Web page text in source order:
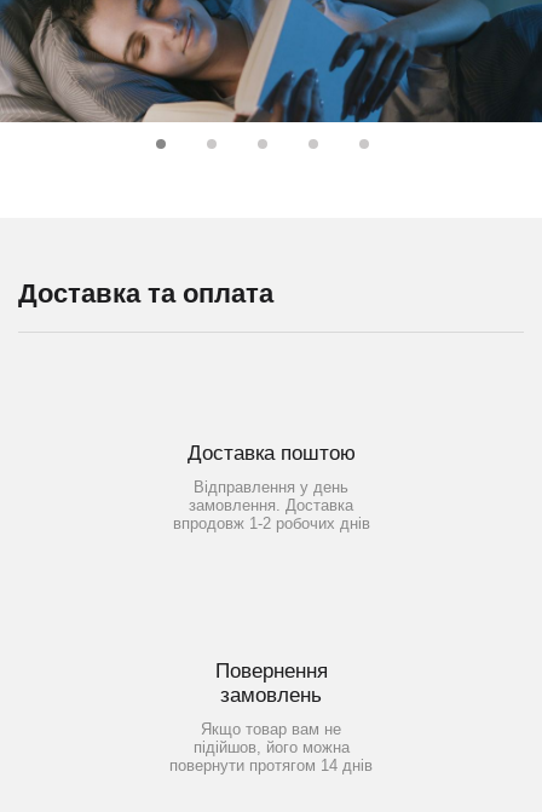
Доставка та оплата
Доставка поштою
Відправлення у день
замовлення. Доставка
впродовж 1-2 робочих днів
Повернення
замовлень
Якщо товар вам не
підійшов, його можна
повернути протягом 14 днів